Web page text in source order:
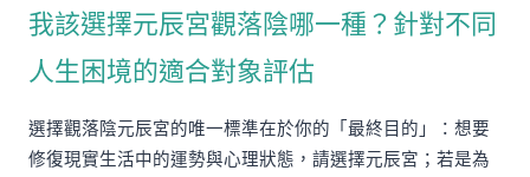
我該選擇元辰宮觀落陰哪一種？針對不同
人生困境的適合對象評估
選擇觀落陰元辰宮的唯一標準在於你的「最終目的」：想要
修復現實生活中的運勢與心理狀態，請選擇元辰宮；若是為